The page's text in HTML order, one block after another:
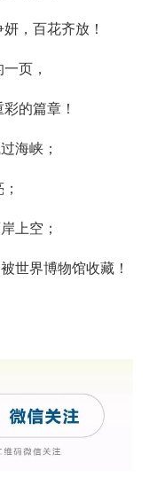
，百花齐放！
页，
的篇章！
海峡；
上空；
世界博物馆收藏！